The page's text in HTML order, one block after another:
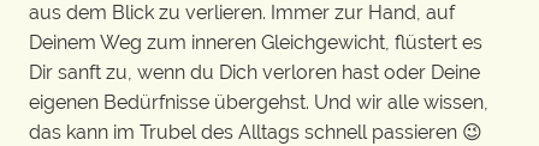
aus dem Blick zu verlieren. Immer zur Hand, auf
Deinem Weg zum inneren Gleichgewicht, flüstert es
Dir sanft zu, wenn du Dich verloren hast oder Deine
eigenen Bedürfnisse übergehst. Und wir alle wissen,
das kann im Trubel des Alltags schnell passieren 😉